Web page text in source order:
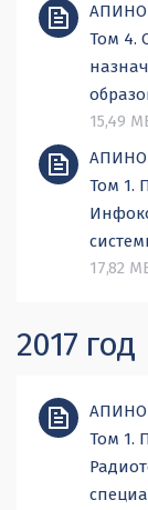
АПИНО
Том 4.
15,49
АПИНО
Том 1.
17,82
2017 год
АПИНО
Том 1.